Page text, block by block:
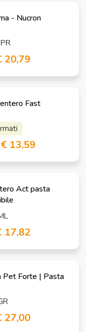
- Nucron
20,79
Fast
€ 13,59
Act pasta
17,82
Pet Forte | Pasta
27,00